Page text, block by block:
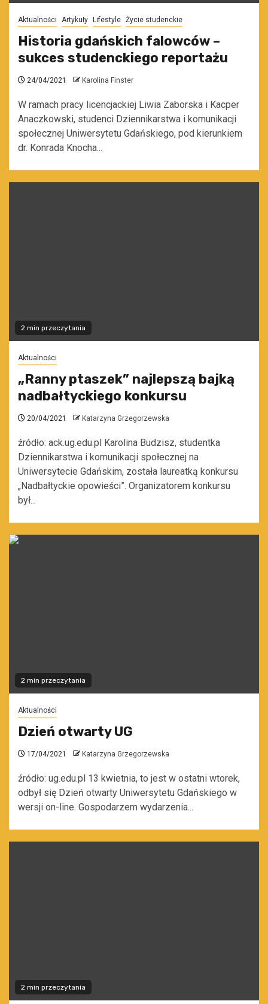
Aktualności Artykuły Lifestyle Życie studenckie
Historia gdańskich falowców –
sukces studenckiego reportażu
24/04/2021 Karolina Finster
W ramach pracy licencjackiej Liwia Zaborska i Kacper
Anaczkowski, studenci Dziennikarstwa i komunikacji
społecznej Uniwersytetu Gdańskiego, pod kierunkiem
dr. Konrada Knocha...
2 min przeczytania
Aktualności
„Ranny ptaszek” najlepszą bajką
nadbałtyckiego konkursu
20/04/2021 Katarzyna Grzegorzewska
źródło: ack.ug.edu.pl Karolina Budzisz, studentka
Dziennikarstwa i komunikacji społecznej na
Uniwersytecie Gdańskim, została laureatką konkursu
„Nadbałtyckie opowieści”. Organizatorem konkursu
był...
2 min przeczytania
Aktualności
Dzień otwarty UG
17/04/2021 Katarzyna Grzegorzewska
źródło: ug.edu.pl 13 kwietnia, to jest w ostatni wtorek,
odbył się Dzień otwarty Uniwersytetu Gdańskiego w
wersji on-line. Gospodarzem wydarzenia...
2 min przeczytania